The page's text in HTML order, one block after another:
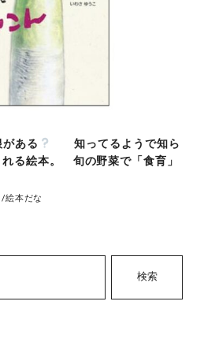
ある
知ってるようで知ら
る絵本。 旬の野菜で「食育」
/絵本だな
検索